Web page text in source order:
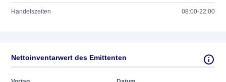
Handelszeiten 08:00-22:00
Nettoinventarwert des Emittenten